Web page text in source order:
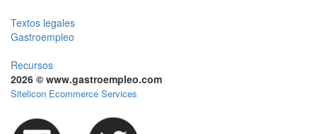
Textos legales
Gastroempleo
Recursos
2026 © www.gastroempleo.com
Sitelicon Ecommerce Services